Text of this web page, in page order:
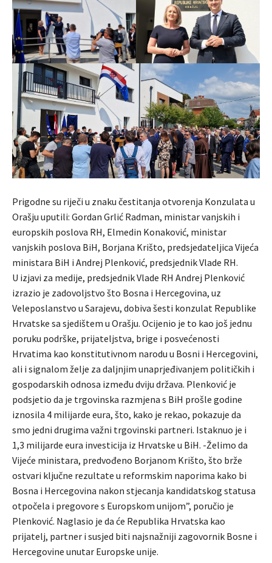
Prigodne su riječi u znaku čestitanja otvorenja Konzulata u
Orašju uputili: Gordan Grlić Radman, ministar vanjskih i
europskih poslova RH, Elmedin Konaković, ministar
vanjskih poslova BiH, Borjana Krišto, predsjedateljica Vijeća
ministara BiH i Andrej Plenković, predsjednik Vlade RH.
U izjavi za medije, predsjednik Vlade RH Andrej Plenković
izrazio je zadovoljstvo što Bosna i Hercegovina, uz
Veleposlanstvo u Sarajevu, dobiva šesti konzulat Republike
Hrvatske sa sjedištem u Orašju. Ocijenio je to kao još jednu
poruku podrške, prijateljstva, brige i posvećenosti
Hrvatima kao konstitutivnom narodu u Bosni i Hercegovini,
ali i signalom želje za daljnjim unaprjeđivanjem političkih i
gospodarskih odnosa između dviju država. Plenković je
podsjetio da je trgovinska razmjena s BiH prošle godine
iznosila 4 milijarde eura, što, kako je rekao, pokazuje da
smo jedni drugima važni trgovinski partneri. Istaknuo je i
1,3 milijarde eura investicija iz Hrvatske u BiH. -Želimo da
Vijeće ministara, predvođeno Borjanom Krišto, što brže
ostvari ključne rezultate u reformskim naporima kako bi
Bosna i Hercegovina nakon stjecanja kandidatskog statusa
otpočela i pregovore s Europskom unijom”, poručio je
Plenković. Naglasio je da će Republika Hrvatska kao
prijatelj, partner i susjed biti najsnažniji zagovornik Bosne i
Hercegovine unutar Europske unije.